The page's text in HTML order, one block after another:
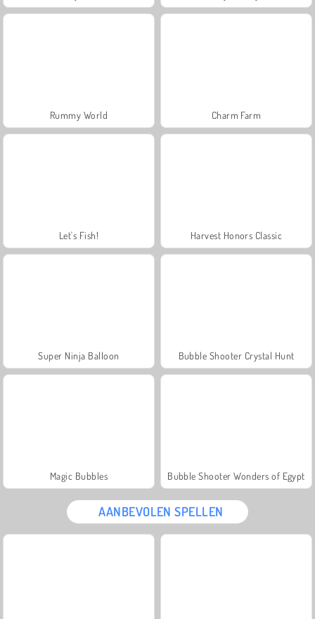
Rummy World Charm Farm
Let's Fish! Harvest Honors Classic
Super Ninja Balloon Bubble Shooter Crystal Hunt
Magic Bubbles Bubble Shooter Wonders of Egypt
AANBEVOLEN SPELLEN